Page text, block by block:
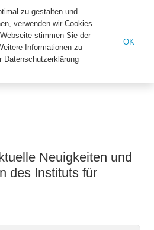
der
Neuigkeiten und
des Instituts für
zu gestalten und
verwenden wir Cookies.
stimmen Sie der
Informationen zu
Datenschutzerklärung
OK